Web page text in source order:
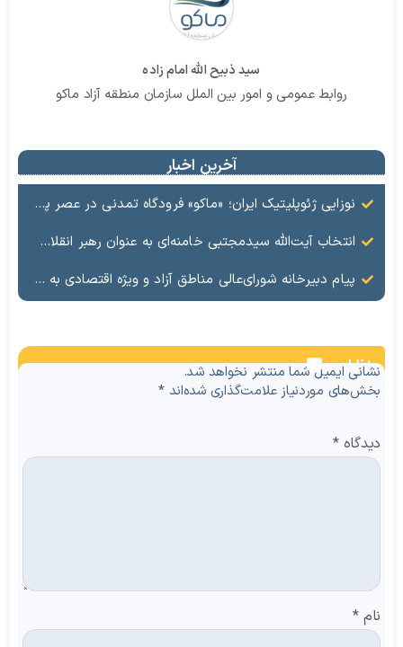
سید ذبیح الله امام زاده
روابط عمومی و امور بین الملل سازمان منطقه آزاد ماکو
آخرین اخبار
نوزایی ژئوپلیتیک ایران؛ «ماکو» فرودگاه تمدنی در عصر پساهژمونی
انتخاب آیت‌الله سیدمجتبی خامنه‌ای به عنوان رهبر انقلاب اسلامی بارقه امید و التیام درد ملت داغدار
پیام دبیرخانه شورای‌عالی مناطق آزاد و ویژه اقتصادی به مناسبت انتخاب سومین رهبر انقلاب اسلامی ایران
نظرات
نشانی ایمیل شما منتشر نخواهد شد.
بخش‌های موردنیاز علامت‌گذاری شده‌اند*
دیدگاه*
نام *